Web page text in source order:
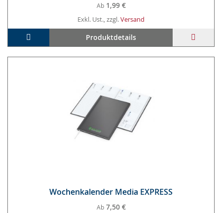
Ab 1,99 €
Exkl. Ust., zzgl.Versand
Produktdetails
Wo­chen­ka­len­der Me­dia EX­PRESS
Ab 7,50 €